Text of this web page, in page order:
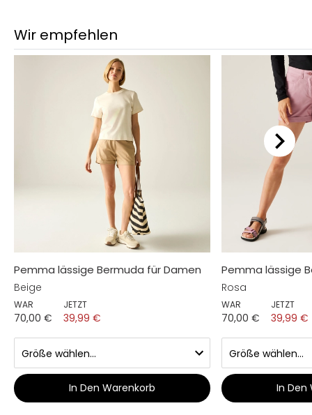
Wir empfehlen
Pemma lässige Bermuda für Damen
Beige
WAR
70,00 €
JETZT
39,99 €
In Den Warenkorb
Pemma lässige
Rosa
WAR
70,00 €
JETZT
39,99 €
In Den